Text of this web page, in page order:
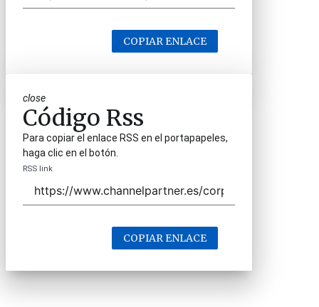
COPIAR ENLACE
close
Código Rss
Para copiar el enlace RSS en el portapapeles,
haga clic en el botón.
RSS link
COPIAR ENLACE